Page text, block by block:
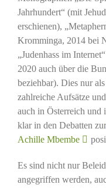
Jahrhundert“ (mit
erschienen),
Kromminga, 2014 bei
„Judenhass im
2020 auch über die
beziehbar). Dies nur
zahlreiche Aufsätze
auch in Österreich und
klar in den Debatten
Achille Mbembe
Es sind nicht nur
angegriffen werden,